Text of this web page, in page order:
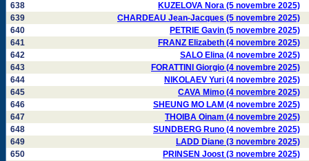
638
KUZELOVA Nora (5 novembre 2025)
639
CHARDEAU Jean-Jacques (5 novembre 2025)
640
PETRIE Gavin (5 novembre 2025)
641
FRANZ Elizabeth (4 novembre 2025)
642
SALO Elina (4 novembre 2025)
643
FORATTINI Giorgio (4 novembre 2025)
644
NIKOLAEV Yuri (4 novembre 2025)
645
CAVA Mimo (4 novembre 2025)
646
SHEUNG MO LAM (4 novembre 2025)
647
THOIBA Oinam (4 novembre 2025)
648
SUNDBERG Runo (4 novembre 2025)
649
LADD Diane (3 novembre 2025)
650
PRINSEN Joost (3 novembre 2025)